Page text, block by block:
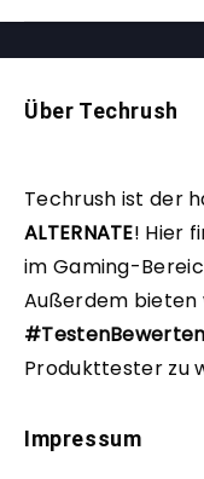
Über Techrush
Techrush ist der
ALTERNATE! Hier
im Gaming-
Außerdem bieten
Produkttester zu
Impressum